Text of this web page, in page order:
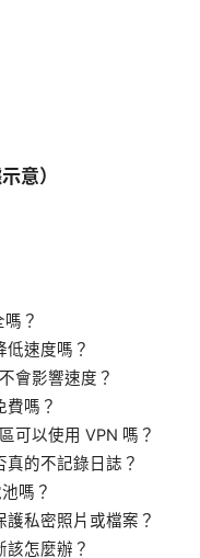
意）
？
低速度嗎？
會影響速度？
費嗎？
可以使用 VPN 嗎？
的不記錄日誌？
嗎？
私密照片或檔案？
該怎麼辦？